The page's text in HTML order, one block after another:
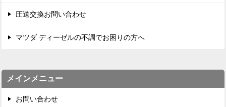
圧送交換お問い合わせ
マツダ ディーゼルの不調でお困りの方へ
メインメニュー
お問い合わせ